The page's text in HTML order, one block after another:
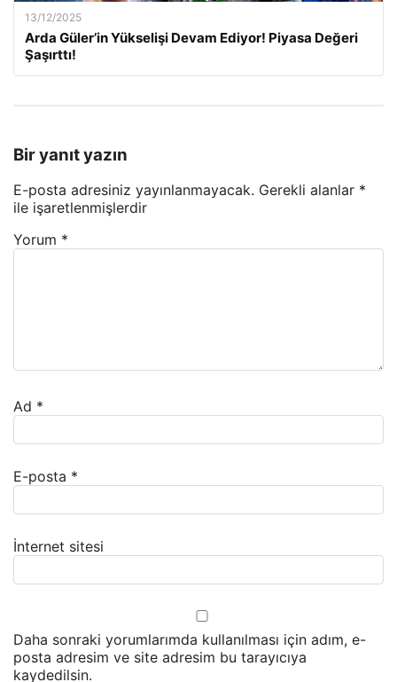
13/12/2025
Arda Güler’in Yükselişi Devam Ediyor! Piyasa Değeri
Şaşırttı!
Bir yanıt yazın
E-posta adresiniz yayınlanmayacak. Gerekli alanlar *
ile işaretlenmişlerdir
Yorum *
Ad *
E-posta *
İnternet sitesi
Daha sonraki yorumlarımda kullanılması için adım, e-
posta adresim ve site adresim bu tarayıcıya
kaydedilsin.